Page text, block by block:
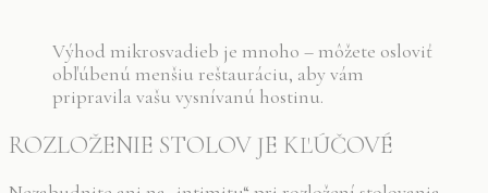
Výhod mikrosvadieb je mnoho – môžete osloviť
obľúbenú menšiu reštauráciu, aby vám
pripravila vašu vysnívanú hostinu.
ROZLOŽENIE STOLOV JE KĽÚČOVÉ